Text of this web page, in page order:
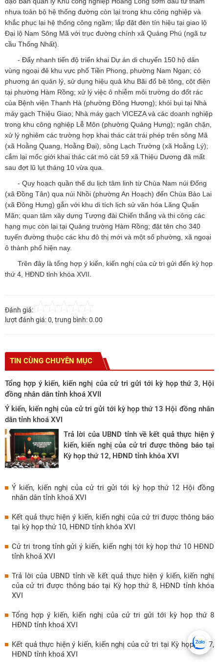
nhựa toàn bộ hệ thống đường còn lại trong khu công nghiệp và
khắc phục lại hệ thống công ngầm; lắp đặt đèn tín hiệu tại giao lộ
Đại lộ Nam Sông Mã với trục đường chính xã Quảng Phú (ngã tư
cầu Thống Nhất).
- Đẩy nhanh tiến độ triển khai Dự án di chuyển 150 hộ dân
vùng ngoại đê khu vực phố Tiền Phong, phường Nam Ngạn; có
phương án quản lý, sử dụng hiệu quả khu Bãi đổ bê tông, cột điện
tại phường Hàm Rồng; xử lý việc ô nhiễm môi trường do đốt rác
của Bệnh viện Thanh Hà (phường Đông Hương); khói bụi tại Nhà
máy gạch Thiệu Giao; Nhà máy gạch VICEZA và các doanh nghiệp
trong khu công nghiệp Lễ Môn (phường Quảng Hưng); ngăn chặn,
xử lý nghiêm các trường hợp khai thác cát trái phép trên sông Mã
(xã Hoằng Quang, Hoằng Đại), sông Lạch Trường (xã Hoằng Lý);
cắm lại mốc giới khai thác cát mỏ cát 59 xã Thiệu Dương đã mất
sau đợt lũ lụt tháng 10 vừa qua.
- Quy hoạch quần thể du lịch tâm linh từ Chùa Nam núi Đống
(xã Đồng Tân) qua núi Nhồi (phường An Hoạch) đến Chùa Bảo Lai
(xã Đông Hưng) gắn với khu di tích lịch sử văn hóa Lăng Quận
Mãn; quan tâm xây dựng Tượng đài Chiến thắng và thi công các
hạng mục còn lại tại Quảng trường Hàm Rồng; đặt tên cho 340
tuyến đường thuộc các khu đô thị mới và một số phường, xã ngoại
ô thành phố hiện nay.
Trên đây là tổng hợp ý kiến, kiến nghị của cử tri gửi đến kỳ họp
thứ 4, HĐND tỉnh khóa XVII.
Đánh giá:
lượt đánh giá:0, trung bình:0.00
TIN CÙNG CHUYÊN MỤC
Tổng hợp ý kiến, kiến nghị của cử tri gửi tới kỳ họp thứ 3, Hội
đồng nhân dân tỉnh khoá XVII
Ý kiến, kiến nghị của cử tri gửi tới kỳ họp thứ 13 Hội đồng nhân
dân tỉnh khoá XVI
Trả lời của UBND tỉnh về kết quả thực hiện ý
kiến, kiến nghị của cử tri được thông báo tại
Kỳ họp thứ 12, HĐND tỉnh khóa XVI
Ý kiến, kiến nghị của cử tri gửi tới kỳ họp thứ 12 Hội đồng
nhân dân tỉnh khoá XVI
Kết quả thực hiện ý kiến, kiến nghị của cử tri được thông báo
tại kỳ họp thứ 10, HĐND tỉnh khóa XVI
Cử tri trong tỉnh gửi ý kiến, kiến nghị tới kỳ họp thứ 10 HĐND
tỉnh khoá XVI
Trả lời của UBND tỉnh về kết quả thực hiện ý kiến, kiến nghị
của cử tri được thông báo tại Kỳ họp thứ 8, HĐND tỉnh khóa
XVI
Tổng hợp ý kiến, kiến nghị của cử tri gửi tới kỳ họp thứ 8
HĐND tỉnh khoá XVI
Kết quả thực hiện ý kiến, kiến nghị của cử tri tại Kỳ họp thứ 7,
HĐND tỉnh khoá XVI